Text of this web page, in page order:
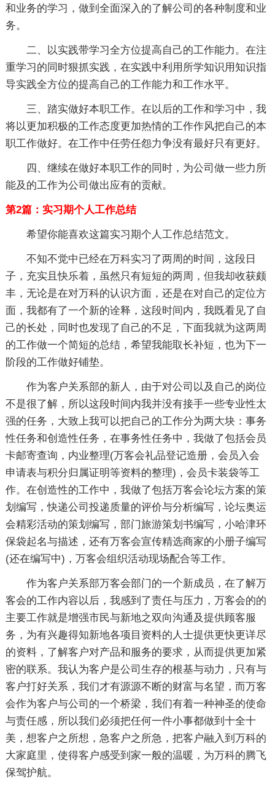
和业务的学习，做到全面深入的了解公司的各种制度和业
务。
二、以实践带学习全方位提高自己的工作能力。在注
重学习的同时狠抓实践，在实践中利用所学知识用知识指
导实践全方位的提高自己的工作能力和工作水平。
三、踏实做好本职工作。在以后的工作和学习中，我
将以更加积极的工作态度更加热情的工作作风把自己的本
职工作做好。在工作中任劳任怨力争没有最好只有更好。
四、继续在做好本职工作的同时，为公司做一些力所
能及的工作为公司做出应有的贡献。
第2篇：实习期个人工作总结
希望你能喜欢这篇实习期个人工作总结范文。
不知不觉中已经在万科实习了两周的时间，这段日
子，充实且快乐着，虽然只有短短的两周，但我却收获颇
丰，无论是在对万科的认识方面，还是在对自己的定位方
面，我都有了一个新的诠释，这段时间内，我既看见了自
己的长处，同时也发现了自己的不足，下面我就为这两周
的工作做一个简短的总结，希望我能取长补短，也为下一
阶段的工作做好铺垫。
作为客户关系部的新人，由于对公司以及自己的岗位
不是很了解，所以这段时间内我并没有接手一些专业性太
强的任务，大致上我可以把自己的工作分为两大块：事务
性任务和创造性任务，在事务性任务中，我做了包括会员
卡邮寄查询，内业整理(万客会礼品登记造册，会员入会
申请表与积分归属证明等资料的整理)，会员卡装袋等工
作。在创造性的工作中，我做了包括万客会论坛方案的策
划编写，快递公司投递质量的评价与分析编写，论坛奥运
会精彩活动的策划编写，部门旅游策划书编写，小哈津环
保袋起名与描述，还有万客会宣传精选商家的小册子编写
(还在编写中)，万客会组织活动现场配合等工作。
作为客户关系部万客会部门的一个新成员，在了解万
客会的工作内容以后，我感到了责任与压力，万客会的的
主要工作就是增强市民与新地之双向沟通及提供顾客服
务，为有兴趣得知新地各项目资料的人士提供更快更详尽
的资料，了解客户对产品和服务的要求，从而提供更加紧
密的联系。我认为客户是公司生存的根基与动力，只有与
客户打好关系，我们才有源源不断的财富与名望，而万客
会作为客户与公司的一个桥梁，我们有着一种神圣的使命
与责任感，所以我们必须把任何一件小事都做到十全十
美，想客户之所想，急客户之所急，把客户融入到万科的
大家庭里，使得客户感受到家一般的温暖，为万科的腾飞
保驾护航。